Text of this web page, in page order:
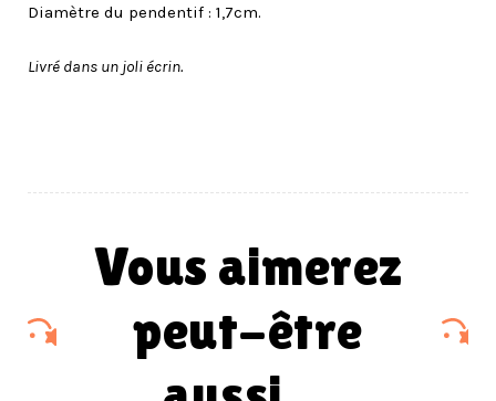
Diamètre du pendentif : 1,7cm.
Livré dans un joli écrin.
vous aimerez
peut-être